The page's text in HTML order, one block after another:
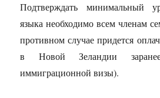
Подтверждать минимальный
языка необходимо всем членам
противном случае придется
в Новой Зеландии
иммиграционной визы).